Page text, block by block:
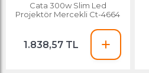
Cata 300w Slim Led
Projektör Mercekli Ct-4664
1.838,57 TL